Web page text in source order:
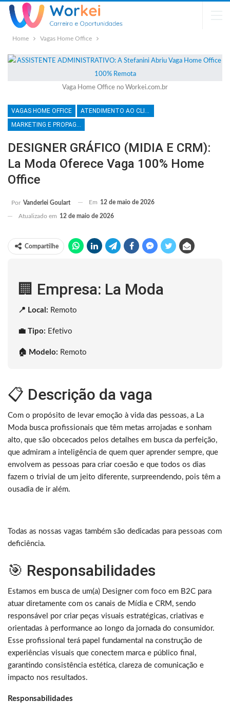
Home Vagas Home Office
Vaga Home Office no Workei.com.br
VAGAS HOME OFFICE
ATENDIMENTO AO CLIENTE
MARKETING E PROPAGANDA
DESIGNER GRÁFICO (MIDIA E CRM):
La Moda Oferece Vaga 100% Home
Office
Por Vanderlei Goulart Em 12 de maio de 2026
Atualizado em 12 de maio de 2026
Compartilhe
🏢 Empresa: La Moda
📍 Local: Remoto
💼 Tipo: Efetivo
🏠 Modelo: Remoto
📋 Descrição da vaga
Com o propósito de levar emoção à vida das pessoas, a La
Moda busca profissionais que têm metas arrojadas e sonham
alto, que são obcecados pelos detalhes em busca da perfeição,
que admiram a inteligência de quem quer aprender sempre, que
envolvem as pessoas para criar coesão e que todos os dias
fazem o trivial de um jeito diferente, surpreendendo, pois têm a
ousadia de ir além.
Todas as nossas vagas também são dedicadas para pessoas com
deficiência.
🎯 Responsabilidades
Estamos em busca de um(a) Designer com foco em B2C para
atuar diretamente com os canais de Mídia e CRM, sendo
responsável por criar peças visuais estratégicas, criativas e
orientadas à performance ao longo da jornada do consumidor.
Esse profissional terá papel fundamental na construção de
experiências visuais que conectem marca e público final,
garantindo consistência estética, clareza de comunicação e
impacto nos resultados.
Responsabilidades